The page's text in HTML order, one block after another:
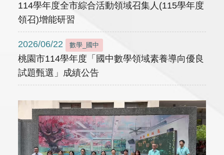
114學年度全市綜合活動領域召集人(115學年度
領召)增能研習
2026/06/22 數學_國中
桃園市114學年度「國中數學領域素養導向優良
試題甄選」成績公告